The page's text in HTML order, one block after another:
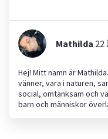
Mathilda 22
Hej! Mitt namn är
vänner, vara i naturen, samt
social, omtänksam och
barn och människor